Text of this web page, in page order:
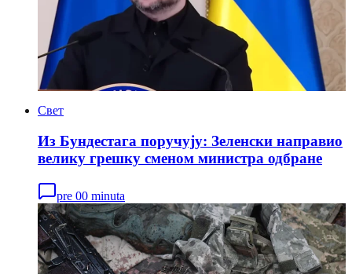
Свет
Из Бундестага поручују: Зеленски направио
велику грешку сменом министра одбране
pre 00 minuta